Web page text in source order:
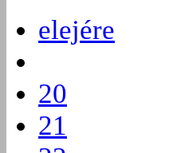
elejére
20
21